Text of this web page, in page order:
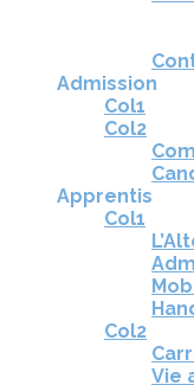
Admission
Col1
Col2
Apprentis
Col1
Col2
Vie